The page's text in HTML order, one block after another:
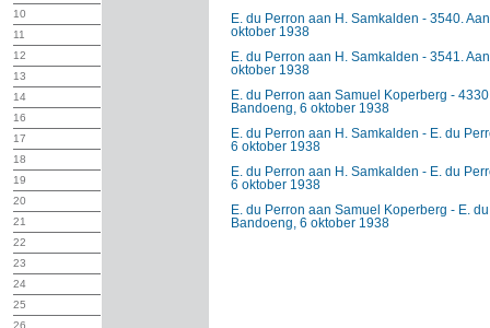
10
11
12
13
14
16
17
18
19
20
21
22
23
24
25
26
E. du Perron aan H. Samkalden - 3540.
oktober 1938
E. du Perron aan H. Samkalden - 3541.
oktober 1938
E. du Perron aan Samuel Koperberg -
Bandoeng, 6 oktober 1938
E. du Perron aan H. Samkalden - E. du
6 oktober 1938
E. du Perron aan H. Samkalden - E. du
6 oktober 1938
E. du Perron aan Samuel Koperberg - E.
Bandoeng, 6 oktober 1938